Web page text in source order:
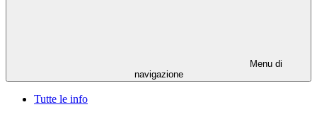
Menu di
navigazione
Tutte le info